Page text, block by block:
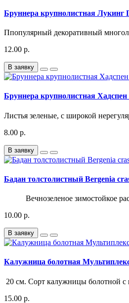
Бруннера крупнолистная Лукинг
Ппопулярный декоративный
12.00 р.
В заявку
Бруннера крупнолистная
Листья зеленые, с широкой
8.00 р.
В заявку
Бадан толстолистный Bergenia
Вечнозеленое зимостойкое
10.00 р.
В заявку
Калужница болотная
20 см. Сорт калужницы болотной
15.00 р.